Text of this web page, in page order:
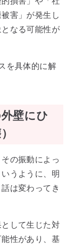
害」が発生し
なる可能性が
を具体的に解
壁にひ
の振動によっ
うように、明
は変わってき
して生じた対
性があり、基